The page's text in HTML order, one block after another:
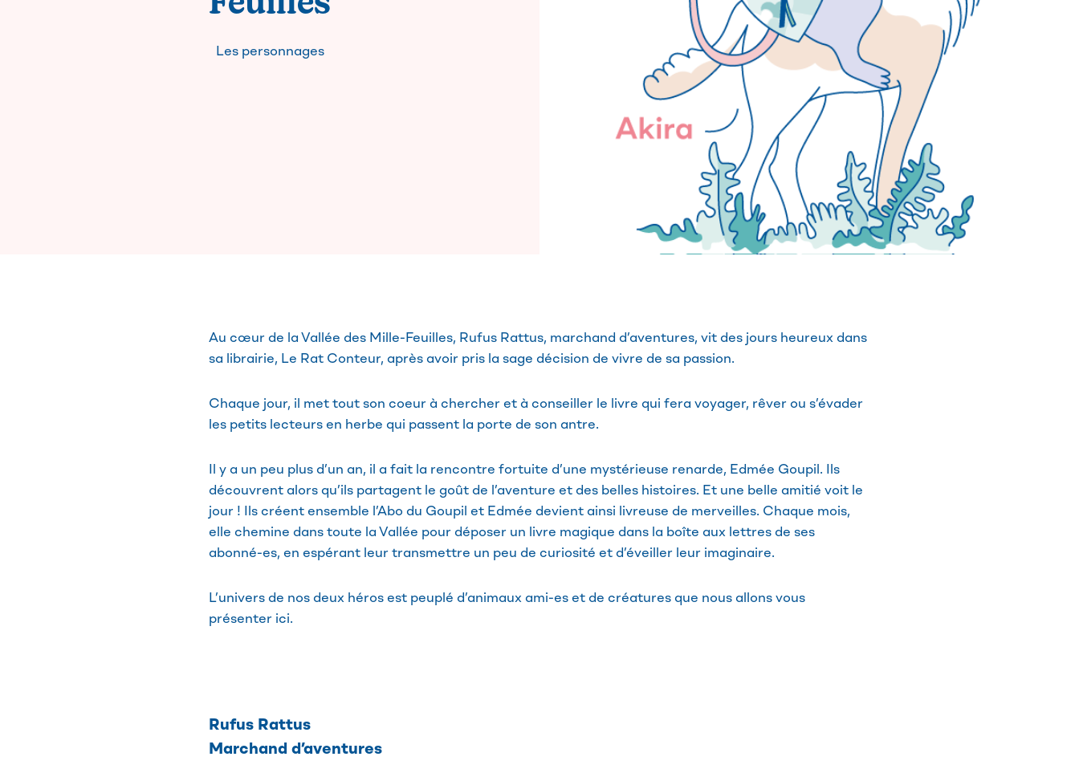
Les personnages
Au cœur de la Vallée des Mille-Feuilles, Rufus Rattus, marchand d’aventures, vit des jours heureux dans
sa librairie, Le Rat Conteur, après avoir pris la sage décision de vivre de sa passion.
Chaque jour, il met tout son coeur à chercher et à conseiller le livre qui fera voyager, rêver ou s’évader
les petits lecteurs en herbe qui passent la porte de son antre.
Il y a un peu plus d’un an, il a fait la rencontre fortuite d’une mystérieuse renarde, Edmée Goupil. Ils
découvrent alors qu’ils partagent le goût de l’aventure et des belles histoires. Et une belle amitié voit le
jour ! Ils créent ensemble l’Abo du Goupil et Edmée devient ainsi livreuse de merveilles. Chaque mois,
elle chemine dans toute la Vallée pour déposer un livre magique dans la boîte aux lettres de ses
abonné-es, en espérant leur transmettre un peu de curiosité et d’éveiller leur imaginaire.
L’univers de nos deux héros est peuplé d’animaux ami-es et de créatures que nous allons vous
présenter ici.
Rufus Rattus
Marchand d’aventures